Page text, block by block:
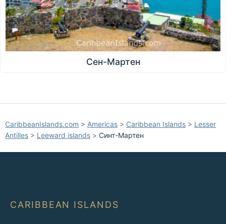
Сен-Мартен
CaribbeanIslands.com > Americas > Caribbean Islands > Lesser
Antilles > Leeward islands > Синт-Мартен
CARIBBEAN ISLANDS